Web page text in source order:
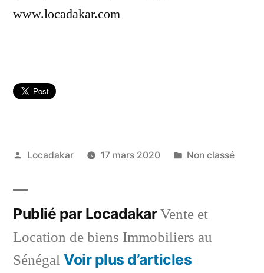
www.locadakar.com
Publié
Locadakar 17 mars 2020
Publié
Non classé
Publié par LocadakarVente et
Location de biens Immobiliers au
Sénégal Voir plus d’articles